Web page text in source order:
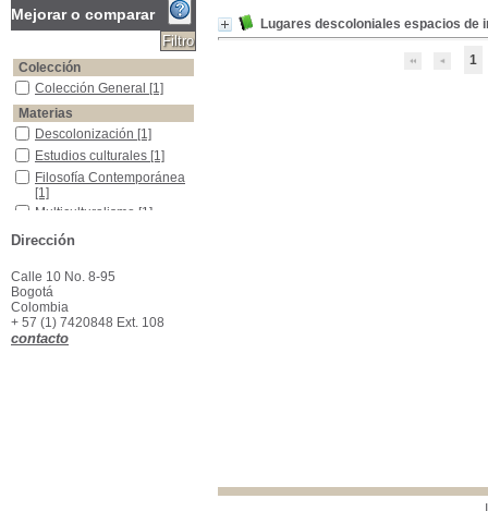
Lugares descoloniales espacios de
1
Mejorar o comparar
Colección
Colección General
Colección General [1]
Materias
Descolonización
Descolonización [1]
Estudios culturales
Estudios culturales [1]
Filosofía Contemporánea
Filosofía Contemporánea
[1]
Multiculturalismo
Multiculturalismo [1]
Dirección
Calle 10 No. 8-95
Bogotá
Colombia
+ 57 (1) 7420848 Ext. 108
contacto